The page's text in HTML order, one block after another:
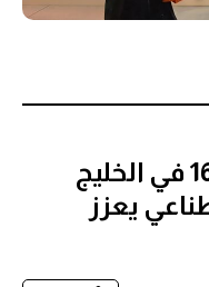
أوبو تطلق سلسلة رينو16 في الخليج
يعزز